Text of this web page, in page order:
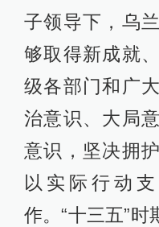
子领导下，乌
够取得新成就
级各部门和广
治意识、大局
意识，坚决拥
以实际行动
作。“十三五”